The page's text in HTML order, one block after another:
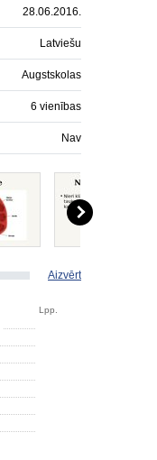
28.06.2016.
Latviešu
Augstskolas
6 vienības
Nav
Aizvērt
Lpp.